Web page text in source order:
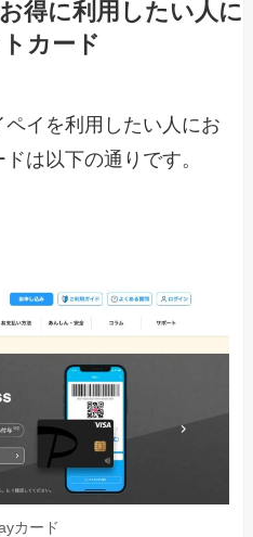
得に利用したい人に
カード
イを利用したい人にお
は以下の通りです。
カード